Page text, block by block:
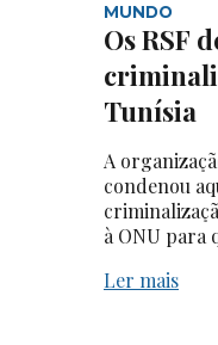
MUNDO
Os RSF
Tunísia
A
condenou
à ONU para
Ler mais